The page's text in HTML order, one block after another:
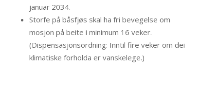
januar 2034.
Storfe på båsfjøs skal ha fri bevegelse om
mosjon på beite i minimum 16 veker.
(Dispensasjonsordning: Inntil fire veker om dei
klimatiske forholda er vanskelege.)